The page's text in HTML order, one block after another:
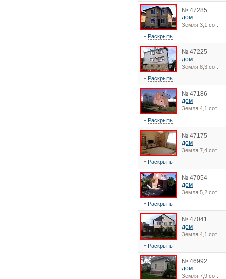
№ 47285
дом
Земля 3,1 сот.
Раскрыть
№ 47225
дом
Земля 8,3 сот.
Раскрыть
№ 47186
дом
Земля 4,1 сот.
Раскрыть
№ 47175
дом
Земля 7,4 сот.
Раскрыть
№ 47054
дом
Земля 5,2 сот.
Раскрыть
№ 47041
дом
Земля 4,1 сот.
Раскрыть
№ 46992
дом
Земля 7,9 сот.